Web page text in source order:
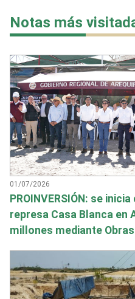
Notas más
01/07/2026
PROINVERSIÓN: se
represa Casa Blanca en
millones mediante